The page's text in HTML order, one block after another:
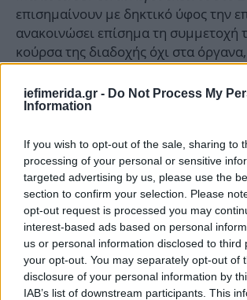
iefimerida.gr - Do Not Process My
Information
If you wish to opt-out of the sale, sharing to
processing of your personal or sensitive
targeted advertising by us, please use the
section to confirm your selection. Please
opt-out request is processed you may
interest-based ads based on personal
us or personal information disclosed to third
your opt-out. You may separately opt-out of
disclosure of your personal information by
IAB’s list of downstream participants. This
επισημαίνουν με δηκτικό ύφος την
ανακοινώσει επίσημα τη συμμετοχή
κούρσα της διαδοχής όχι στα
ουδέτερο χώρο και εκείνος και
ημέρα πριν τη συνεδρίαση της ΚΕ.